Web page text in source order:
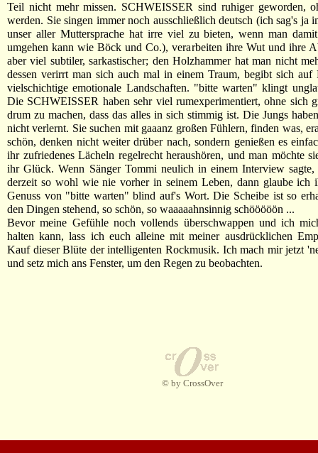
Teil nicht mehr missen. SCHWEISSER sind ruhiger geworden,
werden. Sie singen immer noch ausschließlich deutsch (ich sag's ja
unser aller Muttersprache hat irre viel zu bieten, wenn man
umgehen kann wie Böck und Co.), verarbeiten ihre Wut und ihre
aber viel subtiler, sarkastischer; den Holzhammer hat man nicht
dessen verirrt man sich auch mal in einem Traum, begibt sich auf
vielschichtige emotionale Landschaften. "bitte warten" klingt
Die SCHWEISSER haben sehr viel rumexperimentiert, ohne sich
drum zu machen, dass das alles in sich stimmig ist. Die Jungs
nicht verlernt. Sie suchen mit gaaanz großen Fühlern, finden was,
schön, denken nicht weiter drüber nach, sondern genießen es
ihr zufriedenes Lächeln regelrecht heraushören, und man möchte
ihr Glück. Wenn Sänger Tommi neulich in einem Interview
derzeit so wohl wie nie vorher in seinem Leben, dann glaube ich
Genuss von "bitte warten" blind auf's Wort. Die Scheibe ist so
den Dingen stehend, so schön, so waaaaahnsinnig schööööön ...
Bevor meine Gefühle noch vollends überschwappen und ich
halten kann, lass ich euch alleine mit meiner ausdrücklichen
Kauf dieser Blüte der intelligenten Rockmusik. Ich mach mir jetzt
und setz mich ans Fenster, um den Regen zu beobachten.
© by CrossOver